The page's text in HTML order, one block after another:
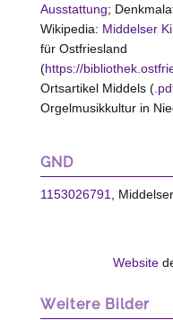
Ausstattung;
Wikipedia: Middelser
für Ostfriesland
(https://
Ortsartikel Middels (
Orgelmusikkultur in
GND
1153026791 ,
Website
Weitere Bilder